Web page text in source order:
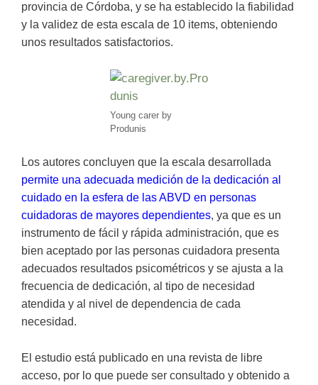
provincia de Córdoba, y se ha establecido la fiabilidad
y la validez de esta escala de 10 items, obteniendo
unos resultados satisfactorios.
Young carer by
Produnis
Los autores concluyen que la escala desarrollada
permite una adecuada medición de la dedicación al
cuidado en la esfera de las ABVD en personas
cuidadoras de mayores dependientes, ya que es un
instrumento de fácil y rápida administración, que es
bien aceptado por las personas cuidadora presenta
adecuados resultados psicométricos y se ajusta a la
frecuencia de dedicación, al tipo de necesidad
atendida y al nivel de dependencia de cada
necesidad.
El estudio está publicado en una revista de libre
acceso, por lo que puede ser consultado y obtenido a